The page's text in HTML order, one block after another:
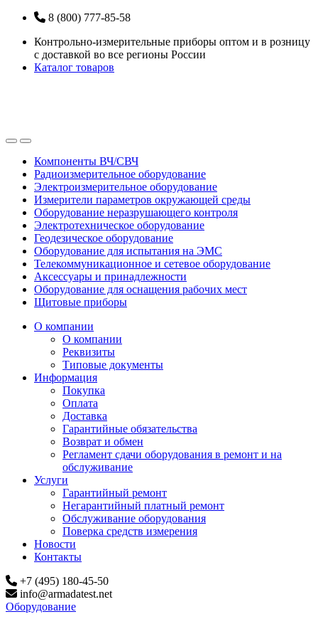
Перейти
навигации
Перейти
содержанию
8 (800) 777-85-58
Контрольно-измерительные приборы оптом и в розницу
с доставкой во все регионы России
Каталог товаров
OpenClose
Компоненты ВЧ/СВЧ
Радиоизмерительное оборудование
Электроизмерительное оборудование
Измерители параметров окружающей среды
Оборудование неразрушающего контроля
Электротехническое оборудование
Геодезическое оборудование
Оборудование для испытания на ЭМС
Телекоммуникационное и сетевое оборудование
Аксессуары и принадлежности
Оборудование для оснащения рабочих мест
Щитовые приборы
О компании
О компании
Реквизиты
Типовые документы
Информация
Покупка
Оплата
Доставка
Гарантийные обязательства
Возврат и обмен
Регламент сдачи оборудования в ремонт и на
обслуживание
Услуги
Гарантийный ремонт
Негарантийный платный ремонт
Обслуживание оборудования
Поверка средств измерения
Новости
Контакты
+7 (495) 180-45-50
info@armadatest.net
Оборудование